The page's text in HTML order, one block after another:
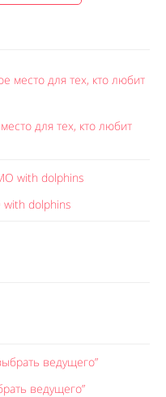
для тех, кто любит
with dolphins
ведущего”